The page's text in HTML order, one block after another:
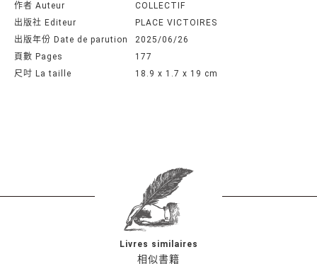
作者 Auteur
COLLECTIF
出版社 Editeur
PLACE VICTOIRES
出版年份 Date de parution
2025/06/26
頁數 Pages
177
尺吋 La taille
18.9 x 1.7 x 19 cm
相似書籍
Livres similaires